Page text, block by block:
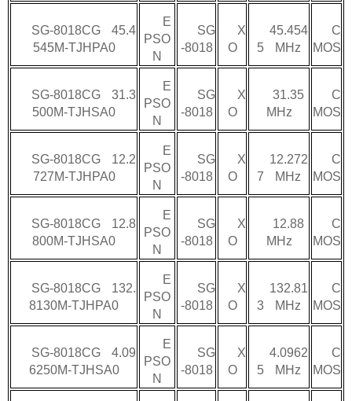
SG-8018CG 45.4
545M-TJHPA0
E
PSO
N
SG
-8018
X
O
45.454
5 MHz
C
MOS
SG-8018CG 31.3
500M-TJHSA0
E
PSO
N
SG
-8018
X
O
31.35
MHz
C
MOS
SG-8018CG 12.2
727M-TJHPA0
E
PSO
N
SG
-8018
X
O
12.272
7 MHz
C
MOS
SG-8018CG 12.8
800M-TJHSA0
E
PSO
N
SG
-8018
X
O
12.88
MHz
C
MOS
SG-8018CG 132.
8130M-TJHPA0
E
PSO
N
SG
-8018
X
O
132.81
3 MHz
C
MOS
SG-8018CG 4.09
6250M-TJHSA0
E
PSO
N
SG
-8018
X
O
4.0962
5 MHz
C
MOS